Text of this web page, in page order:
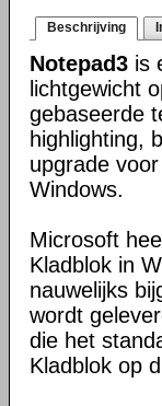
Beschrijving
Notepad3 is
lichtgewicht
gebaseerde
highlighting,
upgrade
Windows.
Microsoft
Kladblok in
nauwelijks
wordt
die het
Kladblok op